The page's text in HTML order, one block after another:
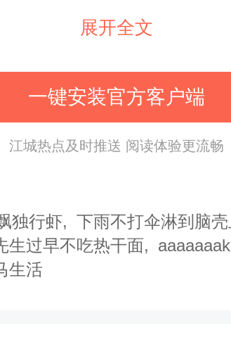
展开全文
一键安装官方客户端
江城热点及时推送 阅读体验更流畅
独行虾 下雨不打伞淋到脑壳
生过早不吃热干面 aaaaaaak
生活